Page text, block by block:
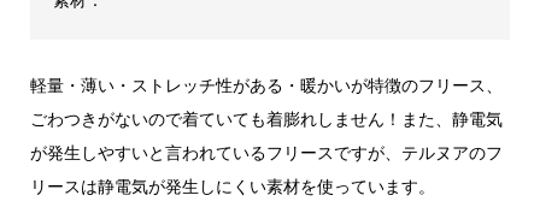
軽量・薄い・ストレッチ性がある・暖かいが特徴のフリース、
ごわつきがないので着ていても着膨れしません！また、静電気
が発生しやすいと言われているフリースですが、テルヌアのフ
リースは静電気が発生しにくい素材を使っています。